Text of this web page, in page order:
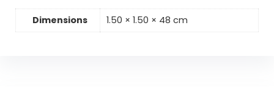
Dimensions 1.50 × 1.50 × 48 cm